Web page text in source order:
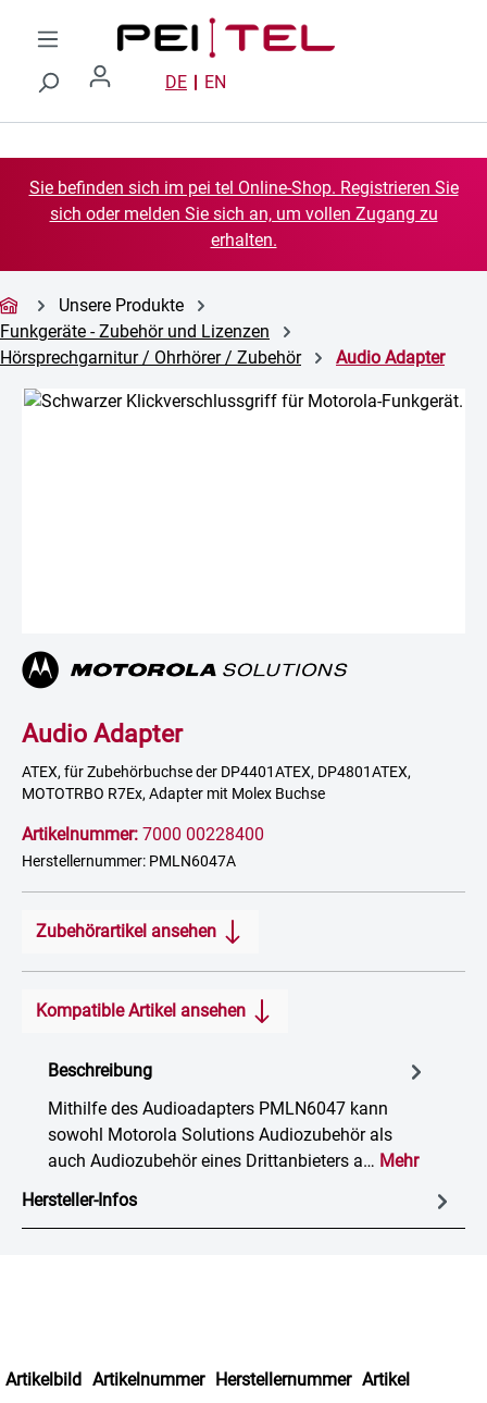
Zum Hauptinhalt springen
DE EN
Sie befinden sich im pei tel Online-Shop. Registrieren Sie
sich oder melden Sie sich an, um vollen Zugang zu
erhalten.
Unsere Produkte
Funkgeräte - Zubehör und Lizenzen
Hörsprechgarnitur / Ohrhörer / Zubehör
Audio Adapter
Bildergalerie überspringen
Audio Adapter
ATEX, für Zubehörbuchse der DP4401ATEX, DP4801ATEX,
MOTOTRBO R7Ex, Adapter mit Molex Buchse
Artikelnummer: 7000 00228400
Herstellernummer: PMLN6047A
Zubehörartikel ansehen
Kompatible Artikel ansehen
Beschreibung
Mithilfe des Audioadapters PMLN6047 kann
sowohl Motorola Solutions Audiozubehör als
auch Audiozubehör eines Drittanbieters a… Mehr
Hersteller-Infos
Artikelbild Artikelnummer Herstellernummer Artikel